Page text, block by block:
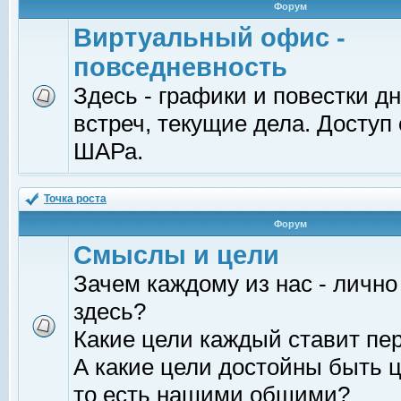
Форум
Виртуальный офис -
повседневность
Здесь - графики и повестки
встреч, текущие дела.
ШАРа.
Точка роста
Форум
Смыслы и цели
Зачем каждому из нас -
здесь?
Какие цели каждый ставит
А какие цели достойны быть
то есть нашими общими?